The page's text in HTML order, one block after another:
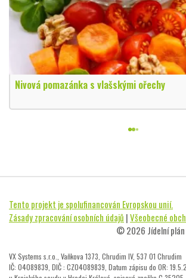
Nivová pomazánka s vlašskými ořechy
Tento projekt je spolufinancován Evropskou unií.
Zásady zpracování osobních údajů |Všeobecné
© 2026 Jídelní
VX Systems s.r.o., Vaňkova 1373, Chrudim IV, 537 01 Chrudim
IČ: 04089839, DIČ : CZ04089839, Datum zápisu do OR: